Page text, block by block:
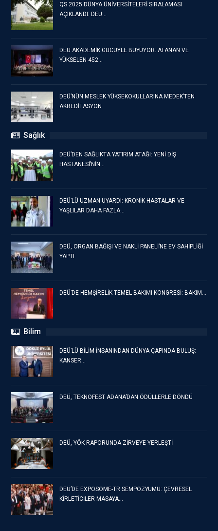
QS 2025 DÜNYA ÜNİVERSİTELERİ SIRALAMASI
AÇIKLANDI: DEÜ…
DEÜ AKADEMİK GÜCÜYLE BÜYÜYOR: ATANAN VE
YÜKSELEN 452…
DEÜ’NÜN MESLEK YÜKSEKOKULLARINA MEDEK’TEN
AKREDİTASYON
Sağlık
DEÜ’DEN SAĞLIKTA YATIRIM ATAĞI: YENİ DİŞ
HASTANESİ’NİN…
DEÜ’LÜ UZMAN UYARDI: KRONİK HASTALAR VE
YAŞLILAR DAHA FAZLA…
DEÜ, ORGAN BAĞIŞI VE NAKLİ PANELİ’NE EV SAHİPLİĞİ
YAPTI
DEÜ’DE HEMŞİRELİK TEMEL BAKIMI KONGRESİ: BAKIM…
Bilim
DEÜ’LÜ BİLİM İNSANINDAN DÜNYA ÇAPINDA BULUŞ:
KANSER…
DEÜ, TEKNOFEST ADANA’DAN ÖDÜLLERLE DÖNDÜ
DEÜ, YÖK RAPORUNDA ZİRVEYE YERLEŞTİ
DEÜ’DE EXPOSOME-TR SEMPOZYUMU: ÇEVRESEL
KİRLETİCİLER MASAYA…